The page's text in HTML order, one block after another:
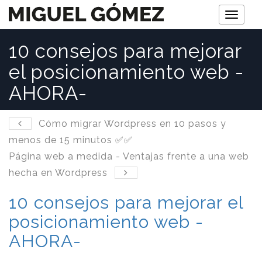
M
n
10 consejos para mejorar
el posicionamiento web -
AHORA-
Cómo migrar Wordpress en 10 pasos y
menos de 15 minutos ✅✅
Página web a medida - Ventajas frente a una web
hecha en Wordpress
10 consejos para mejorar el
posicionamiento web -
AHORA-